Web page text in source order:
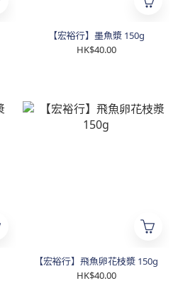
【宏裕行】墨魚漿 150g
HK$40.00
【宏裕行】飛魚卵花枝漿 150g
HK$40.00